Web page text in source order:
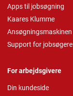
Apps til jobsøgning
Kaares Klumme
Ansøgningsmaskinen
Support for jobsøgere
For arbejdsgivere
Din kundeside